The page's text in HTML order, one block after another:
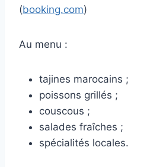
(booking.com)
Au menu :
tajines marocains ;
poissons grillés ;
couscous ;
salades fraîches ;
spécialités locales.